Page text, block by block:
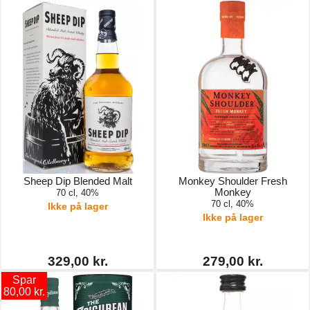
Sheep Dip Blended Malt
70 cl, 40%
Ikke på lager
329,00 kr.
Monkey Shoulder Fresh
Monkey
70 cl, 40%
Ikke på lager
279,00 kr.
Spar
80,00 kr.